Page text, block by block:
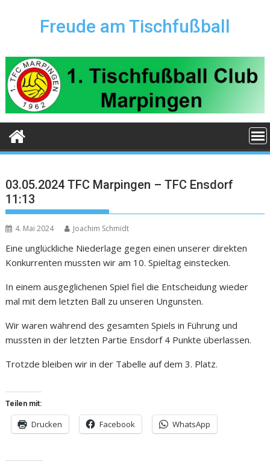
Freude am Tischfußball
03.05.2024 TFC Marpingen – TFC Ensdorf
11:13
4. Mai 2024 Joachim Schmidt
Eine unglückliche Niederlage gegen einen unserer direkten
Konkurrenten mussten wir am 10. Spieltag einstecken.
In einem ausgeglichenen Spiel fiel die Entscheidung wieder
mal mit dem letzten Ball zu unseren Ungunsten.
Wir waren während des gesamten Spiels in Führung und
mussten in der letzten Partie Ensdorf 4 Punkte überlassen.
Trotzde bleiben wir in der Tabelle auf dem 3. Platz.
Teilen mit:
Drucken Facebook WhatsApp